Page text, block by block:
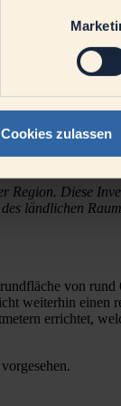
Cookies zulassen
Beitrag zur
in der
Region. Diese
ländlichen
von rund
weiterhin einen
errichtet,